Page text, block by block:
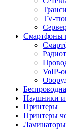
TV-
Смартфоны
VoIP-
Наушники и
Принтеры
Принтеры
Ламинаторы